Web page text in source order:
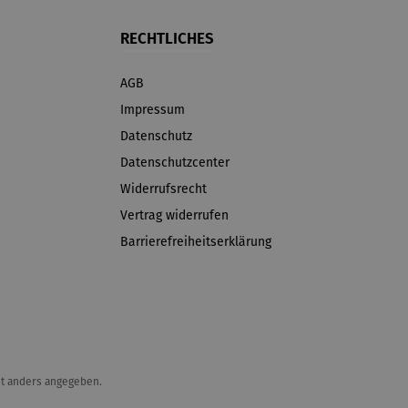
RECHTLICHES
AGB
Impressum
Datenschutz
Datenschutzcenter
Widerrufsrecht
Vertrag widerrufen
Barrierefreiheitserklärung
anders angegeben.